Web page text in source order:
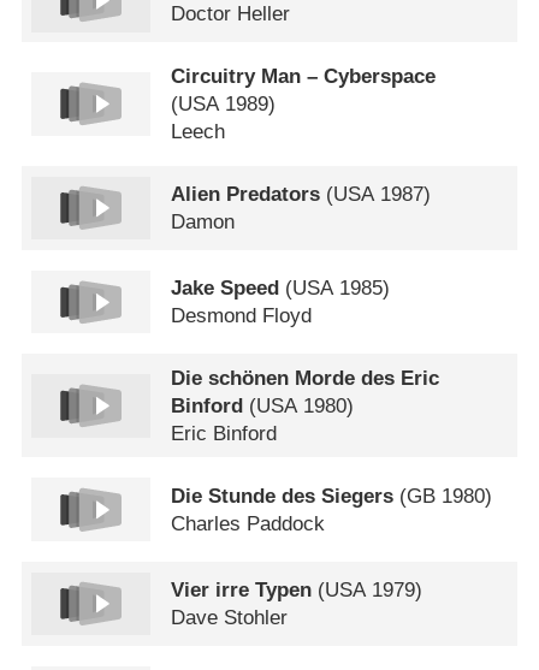
Doctor Heller
Circuitry Man – Cyberspace
(USA1989)
Leech
Alien Predators (USA1987)
Damon
Jake Speed (USA1985)
Desmond Floyd
Die schönen Morde des Eric
Binford (USA1980)
Eric Binford
Die Stunde des Siegers (GB 1980)
Charles Paddock
Vier irre Typen (USA1979)
Dave Stohler